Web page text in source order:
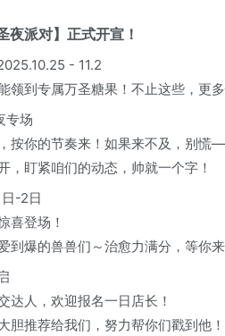
夜派对】正式开宣！
- 11.2
领到专属万圣糖果！不止这些，更
专场
按你的节奏来！如果来不及，别慌
，盯紧咱们的动态，帅就一个字！
-2日
喜登场！
到爆的兽兽们～治愈力满分，等你来
达人，欢迎报名一日店长！
胆推荐给我们，努力帮你们戳到他！